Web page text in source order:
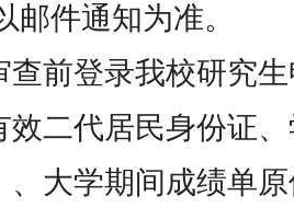
邮件通知为准。
查前登录我校研究
效二代居民身份证
、大学期间成绩单